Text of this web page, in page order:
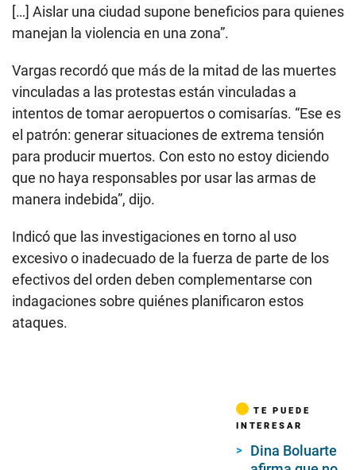
[…] Aislar una ciudad supone beneficios para quienes
manejan la violencia en una zona”.
Vargas recordó que más de la mitad de las muertes
vinculadas a las protestas están vinculadas a
intentos de tomar aeropuertos o comisarías. “Ese es
el patrón: generar situaciones de extrema tensión
para producir muertos. Con esto no estoy diciendo
que no haya responsables por usar las armas de
manera indebida”, dijo.
Indicó que las investigaciones en torno al uso
excesivo o inadecuado de la fuerza de parte de los
efectivos del orden deben complementarse con
indagaciones sobre quiénes planificaron estos
ataques.
TE PUEDE
INTERESAR
Dina Boluarte